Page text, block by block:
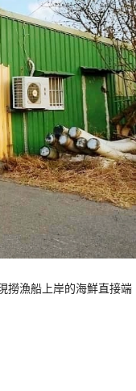
撈漁船上岸的海鮮直接端